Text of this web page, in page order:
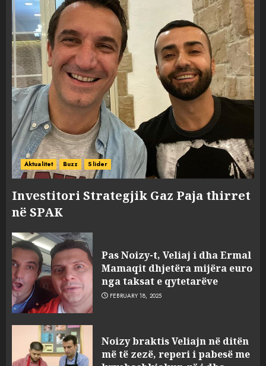
Aktualitet Buzz Slider
Investitori Strategjik Gaz Paja thirret
në SPAK
Pas Noizy-t, Veliaj i dha Ermal
Mamaqit dhjetëra mijëra euro
nga taksat e qytetarëve
FEBRUARY 18, 2025
Noizy braktis Veliajn në ditën
më të zezë, reperi i pabesë me
sulmuan “One Albania”,
ngjarja u fsheh. A u vodhën